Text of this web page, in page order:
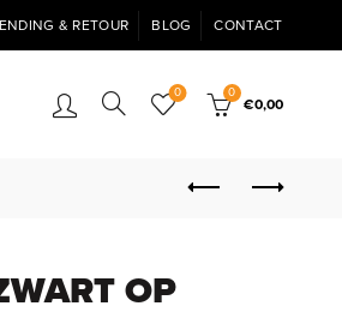
& RETOUR BLOG CONTACT
0 0
€0,00
OP